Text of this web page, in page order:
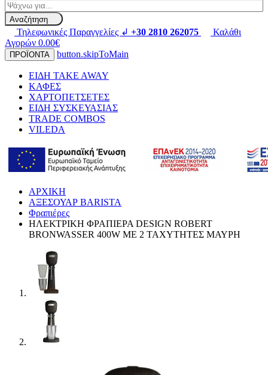
Αναζήτηση
Τηλεφωνικές Παραγγελίες ↲ +30 2810 262075
Καλάθι
Αγορών 0.00€
ΠΡΟΪΟΝΤΑ button.skipToMain
ΕΙΔΗ TAKE AWAY
ΚΑΦΕΣ
ΧΑΡΤΟΠΕΤΣΕΤΕΣ
ΕΙΔΗ ΣΥΣΚΕΥΑΣΙΑΣ
TRADE COMBOS
VILEDA
ΑΡΧΙΚΗ
ΑΞΕΣΟΥΑΡ BARISTA
Φραπιέρες
ΗΛΕΚΤΡΙΚΗ ΦΡΑΠΙΕΡΑ DESIGN ROBERT
BRONWASSER 400W ΜΕ 2 ΤΑΧΥΤΗΤΕΣ ΜΑΥΡΗ